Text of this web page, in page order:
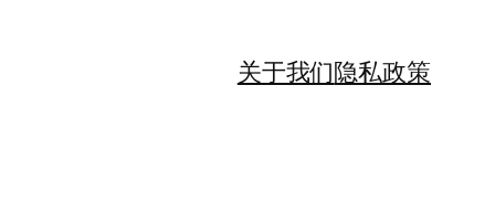
关于我们隐私政策